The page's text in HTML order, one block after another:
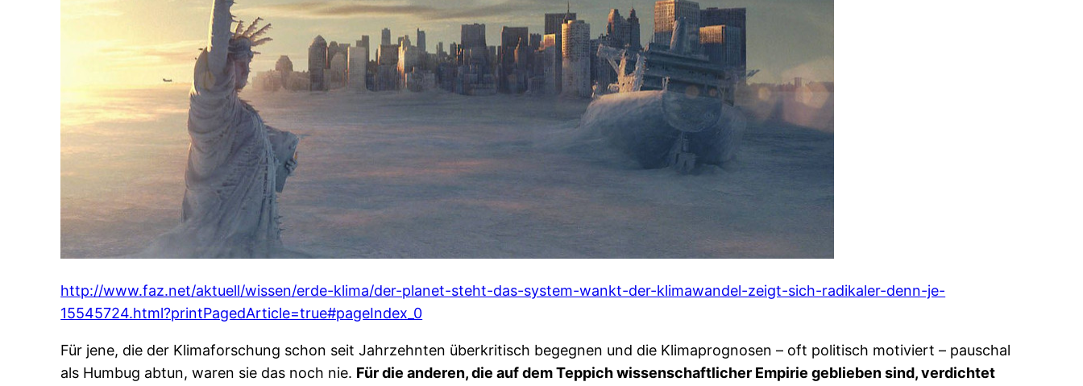
http://www.faz.net/aktuell/wissen/erde-klima/der-planet-steht-das-system-wankt-der-klimawandel-zeigt-sich-radikaler-denn-je-
15545724.html?printPagedArticle=true#pageIndex_0
Für jene, die der Klimaforschung schon seit Jahrzehnten überkritisch begegnen und die Klimaprognosen – oft politisch motiviert – pauschal
als Humbug abtun, waren sie das noch nie. Für die anderen, die auf dem Teppich wissenschaftlicher Empirie geblieben sind, verdichtet